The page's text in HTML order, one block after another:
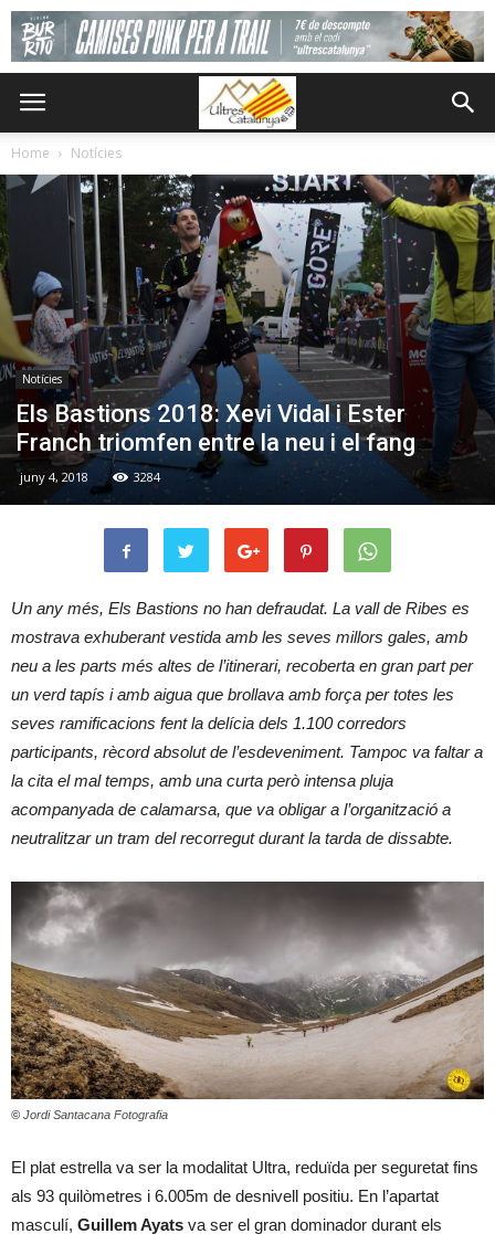
Home Notícies
Notícies
Els Bastions 2018: Xevi Vidal i Ester
Franch triomfen entre la neu i el fang
juny 4, 2018 3284
Un any més, Els Bastions no han defraudat. La vall de Ribes es
mostrava exhuberant vestida amb les seves millors gales, amb
neu a les parts més altes de l’itinerari, recoberta en gran part per
un verd tapís i amb aigua que brollava amb força per totes les
seves ramificacions fent la delícia dels 1.100 corredors
participants, rècord absolut de l’esdeveniment. Tampoc va faltar a
la cita el mal temps, amb una curta però intensa pluja
acompanyada de calamarsa, que va obligar a l’organització a
neutralitzar un tram del recorregut durant la tarda de dissabte.
© Jordi Santacana Fotografia
El plat estrella va ser la modalitat Ultra, reduïda per seguretat fins
als 93 quilòmetres i 6.005m de desnivell positiu. En l’apartat
masculí, Guillem Ayats va ser el gran dominador durant els